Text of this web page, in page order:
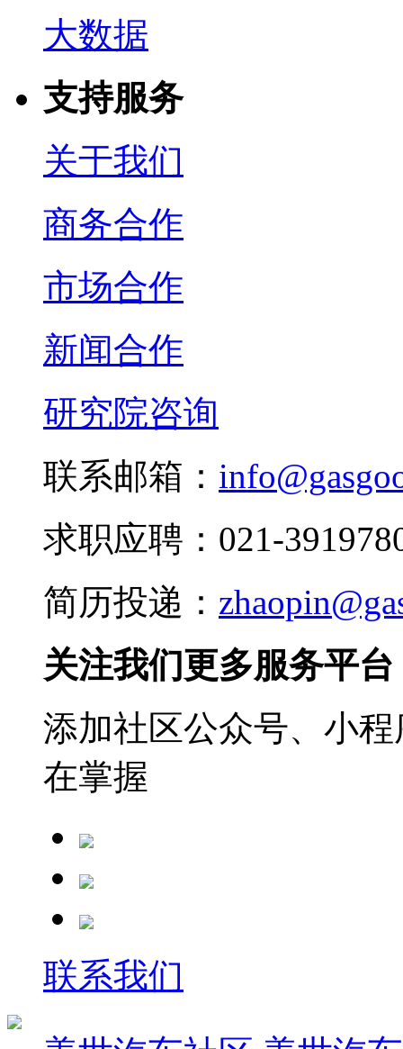
大数据
支持服务
关于我们
商务合作
市场合作
新闻合作
研究院咨询
联系邮箱：
求职应聘：021-
简历投递：
关注我们更多服务平台
添加社区公众号、小
在掌握
联系我们